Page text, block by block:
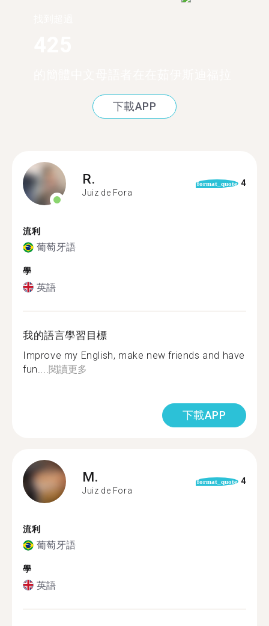
下載APP
R.
Juiz de Fora
format_quote 4
流利
葡萄牙語
學
英語
我的語言學習目標
Improve my English, make new friends and have
fun.... 閱讀更多
下載APP
M.
Juiz de Fora
format_quote 4
流利
葡萄牙語
學
英語